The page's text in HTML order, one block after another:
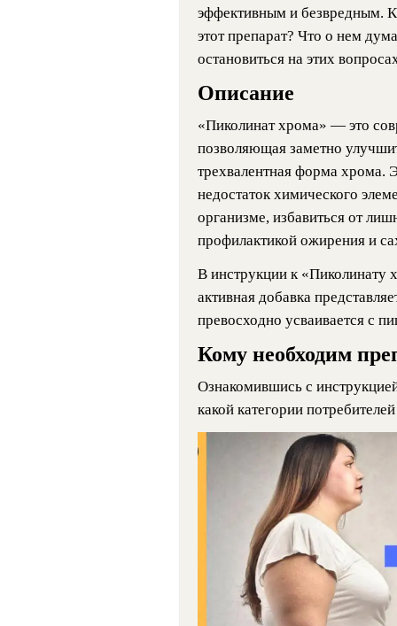
эффективным и безвредным.
этот препарат? Что о нем
остановиться на этих
Описание
«Пиколинат хрома» — это
позволяющая заметно
трехвалентная форма хрома.
недостаток химического
организме, избавиться от
профилактикой ожирения и
В инструкции к «Пиколинату
активная добавка
превосходно усваивается с
Кому необходим
Ознакомившись с
какой категории